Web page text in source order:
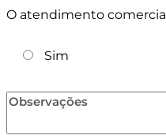
O atendimento
Sim